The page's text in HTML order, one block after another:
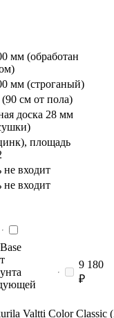
мм (обработан
мм (строганый)
см от пола)
доска 28 мм
площадь
не входит
не входит
9 180
₽
Valtti Color Classic